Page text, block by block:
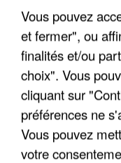
APRÈS TOUTES
DE FAUNE
Vous pouvez
et fermer", ou
finalités et/ou
choix". Vous
cliquant sur
préférences ne
Vous pouvez
votre